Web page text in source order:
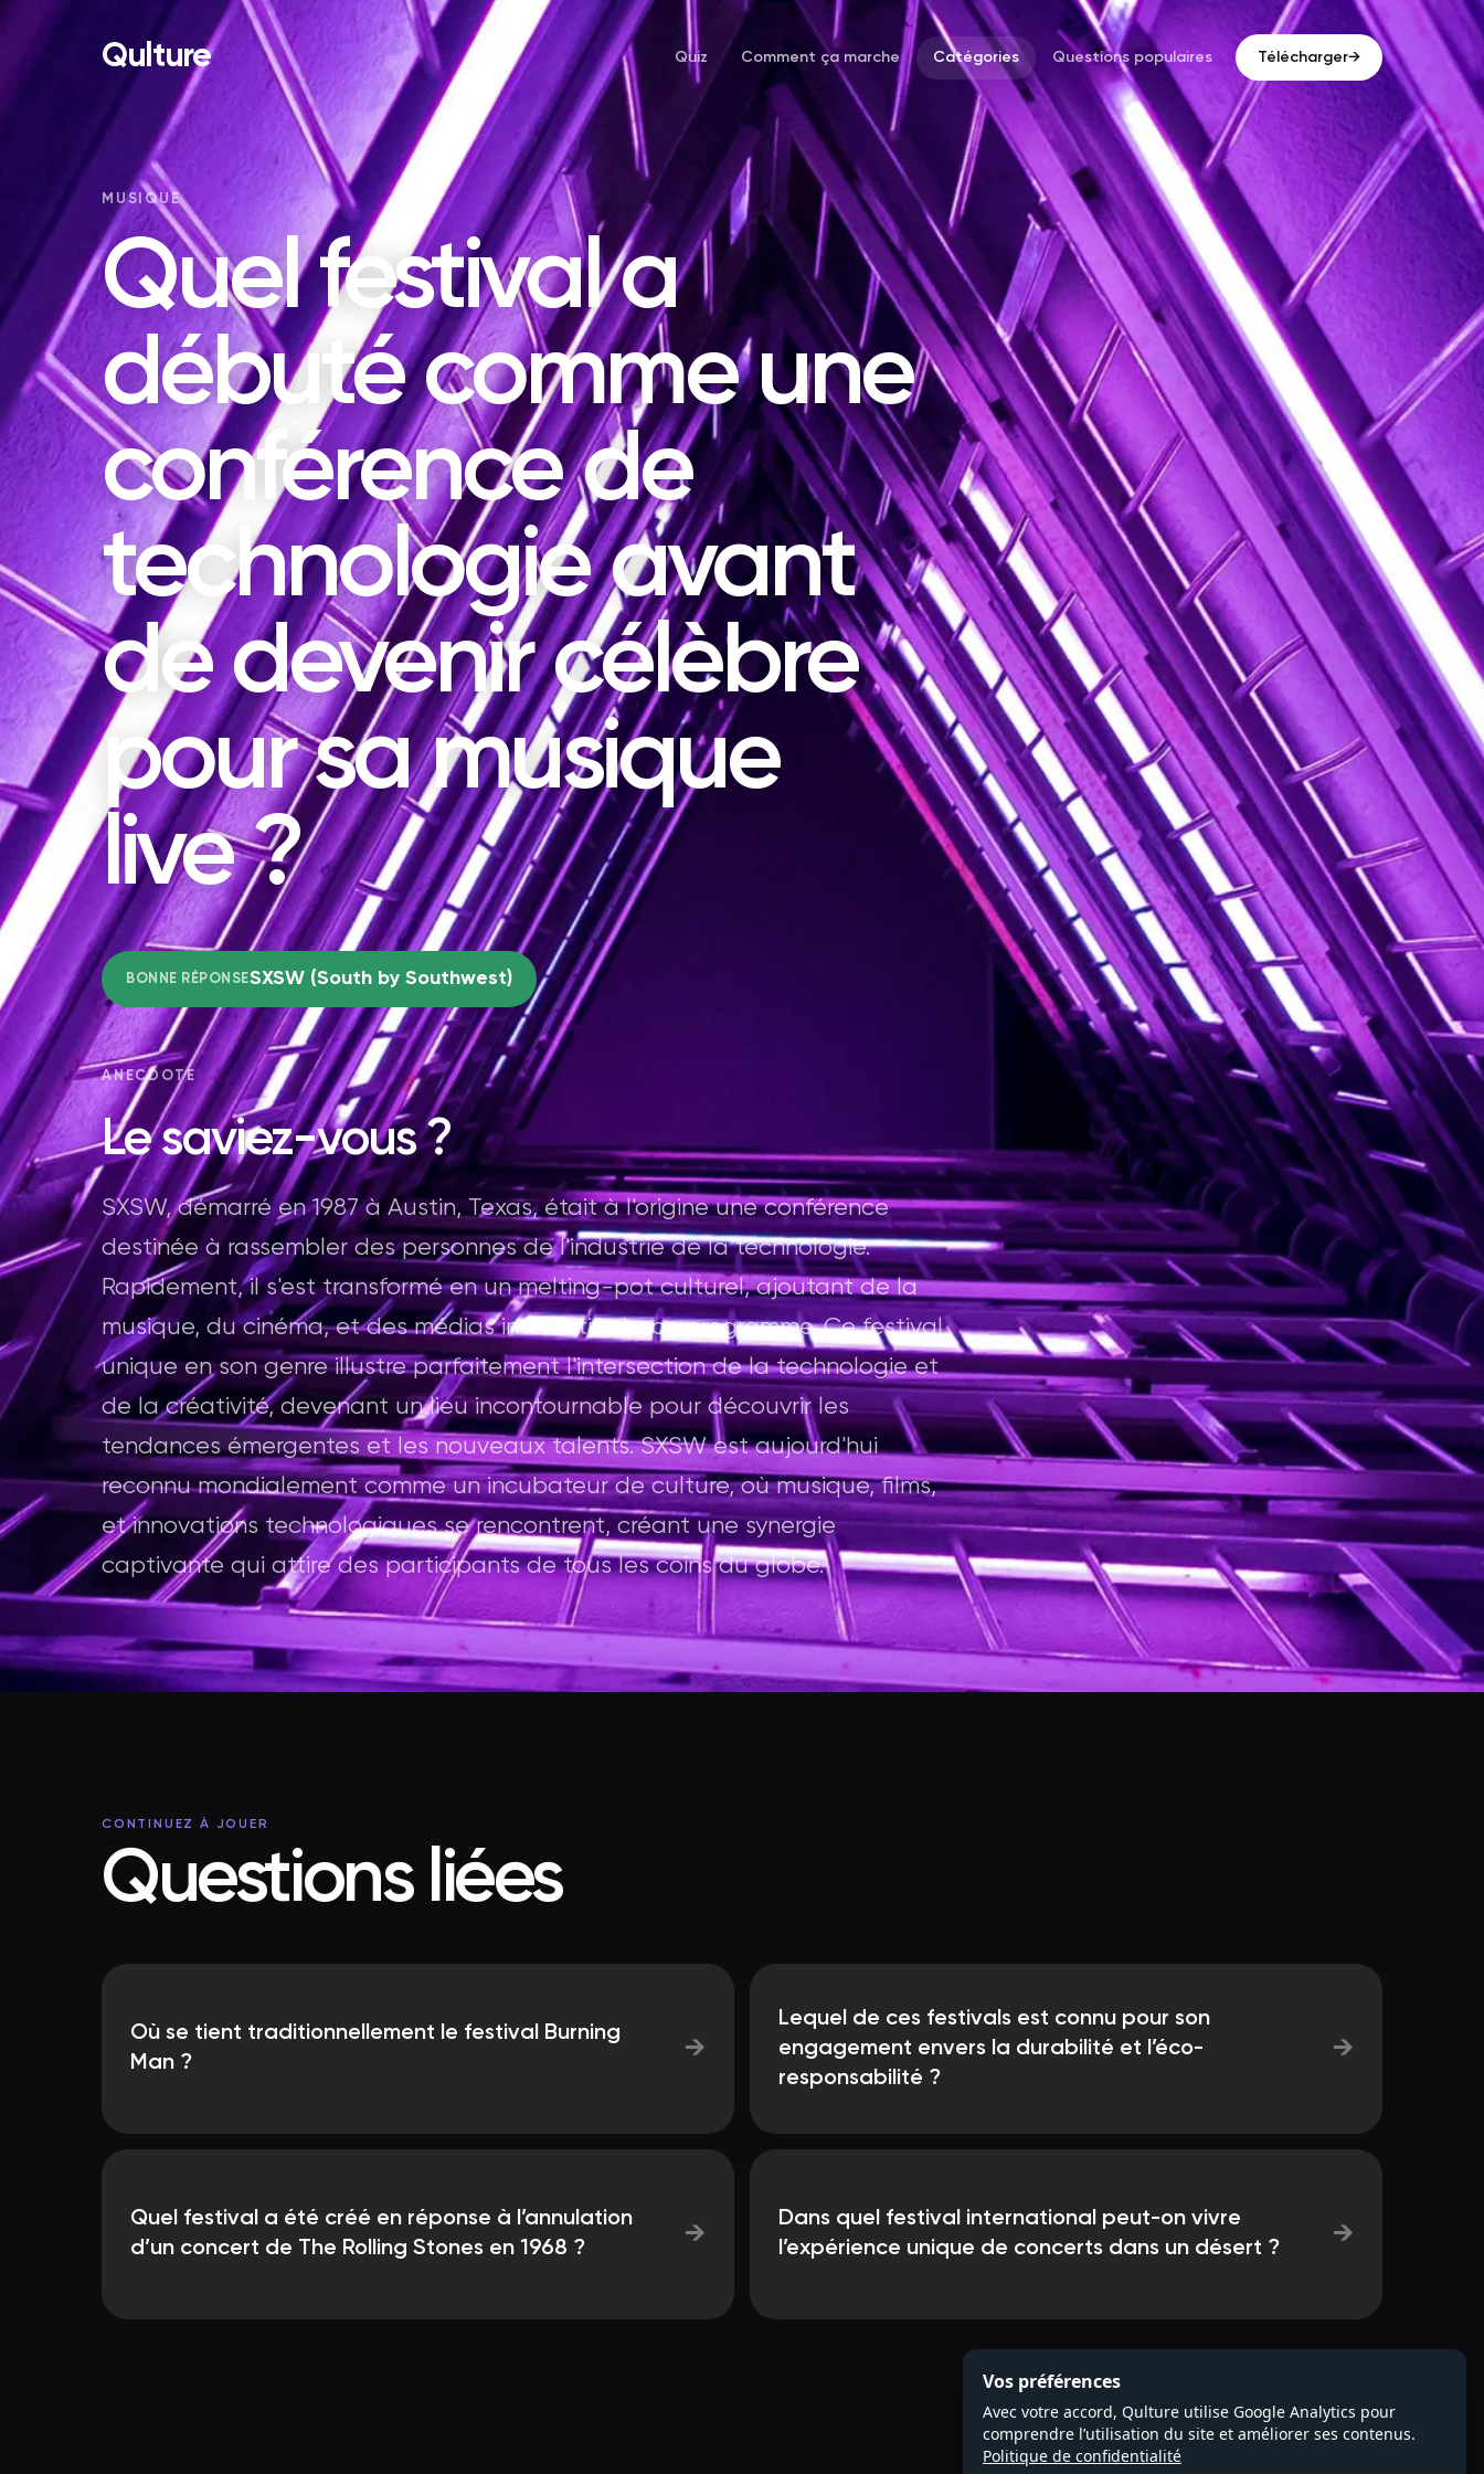
Qulture Quiz Comment ça marche Catégories Questions populaires Télécharger→
MUSIQUE
Quel festival a
débuté comme une
conférence de
technologie avant
de devenir célèbre
pour sa musique
live ?
BONNE RÉPONSESXSW (South by Southwest)
ANECDOTE
Le saviez-vous ?
SXSW, démarré en 1987 à Austin, Texas, était à l'origine une conférence
destinée à rassembler des personnes de l'industrie de la technologie.
Rapidement, il s'est transformé en un melting-pot culturel, ajoutant de la
musique, du cinéma, et des médias interactifs à son programme. Ce festival
unique en son genre illustre parfaitement l'intersection de la technologie et
de la créativité, devenant un lieu incontournable pour découvrir les
tendances émergentes et les nouveaux talents. SXSW est aujourd'hui
reconnu mondialement comme un incubateur de culture, où musique, films,
et innovations technologiques se rencontrent, créant une synergie
captivante qui attire des participants de tous les coins du globe.
CONTINUEZ À JOUER
Questions liées
Où se tient traditionnellement le festival Burning
Man ?
→
Lequel de ces festivals est connu pour son
engagement envers la durabilité et l’éco-
responsabilité ?
→
Quel festival a été créé en réponse à l’annulation
d’un concert de The Rolling Stones en 1968 ?
→
Dans quel festival international peut-on vivre
l’expérience unique de concerts dans un désert ?
→
Vos préférences
Avec votre accord, Qulture utilise Google Analytics pour
comprendre l’utilisation du site et améliorer ses contenus.
Politique de confidentialité